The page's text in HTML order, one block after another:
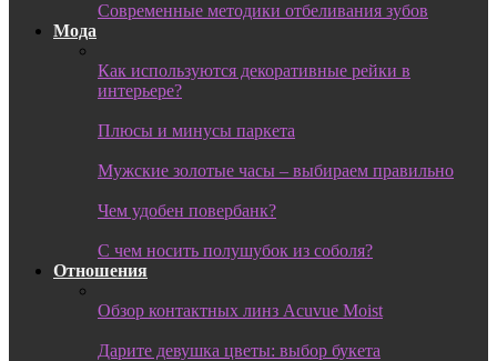
Современные методики отбеливания зубов
Мода
Как используются декоративные рейки в
интерьере?
Плюсы и минусы паркета
Мужские золотые часы – выбираем правильно
Чем удобен повербанк?
С чем носить полушубок из соболя?
Отношения
Обзор контактных линз Acuvue Moist
Дарите девушка цветы: выбор букета